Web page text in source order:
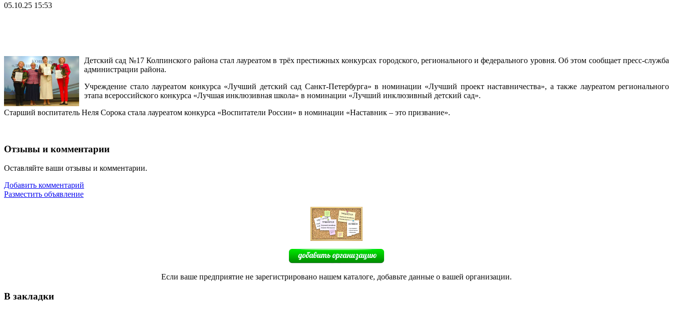
05.10.25 15:53
Детский сад №17 Колпинского района стал лауреатом в трёх престижных конкурсах городского, регионального и федерального уровня. Об этом сообщает пресс-служба
администрации района.
Учреждение стало лауреатом конкурса «Лучший детский сад Санкт-Петербурга» в номинации «Лучший проект наставничества», а также лауреатом регионального
этапа всероссийского конкурса «Лучшая инклюзивная школа» в номинации «Лучший инклюзивный детский сад».
Старший воспитатель Неля Сорока стала лауреатом конкурса «Воспитатели России» в номинации «Наставник – это призвание».
Отзывы и комментарии
Оставляйте ваши отзывы и комментарии.
Добавить комментарий
Разместить объявление
Если ваше предприятие не зарегистрировано нашем каталоге, добавьте данные о вашей организации.
В закладки